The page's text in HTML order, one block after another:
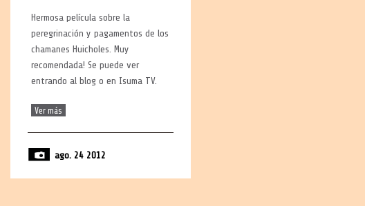
Hermosa película sobre la
peregrinación y pagamentos de los
chamanes Huicholes. Muy
recomendada! Se puede ver
entrando al blog o en Isuma TV.
Ver más
ago. 24 2012